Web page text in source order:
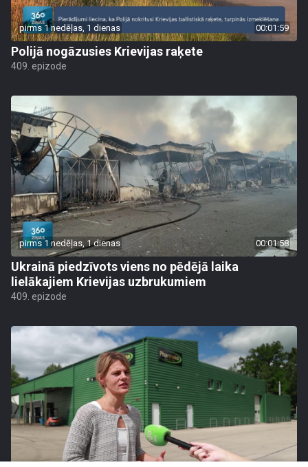
pirms 1 nedēļas, 1 dienas 00:01:59
Polijā nogāzusies Krievijas raķete
409. epizode
pirms 1 nedēļas, 1 dienas 00:01:58
Ukrainā piedzīvots viens no pēdējā laika
lielākajiem Krievijas uzbrukumiem
409. epizode